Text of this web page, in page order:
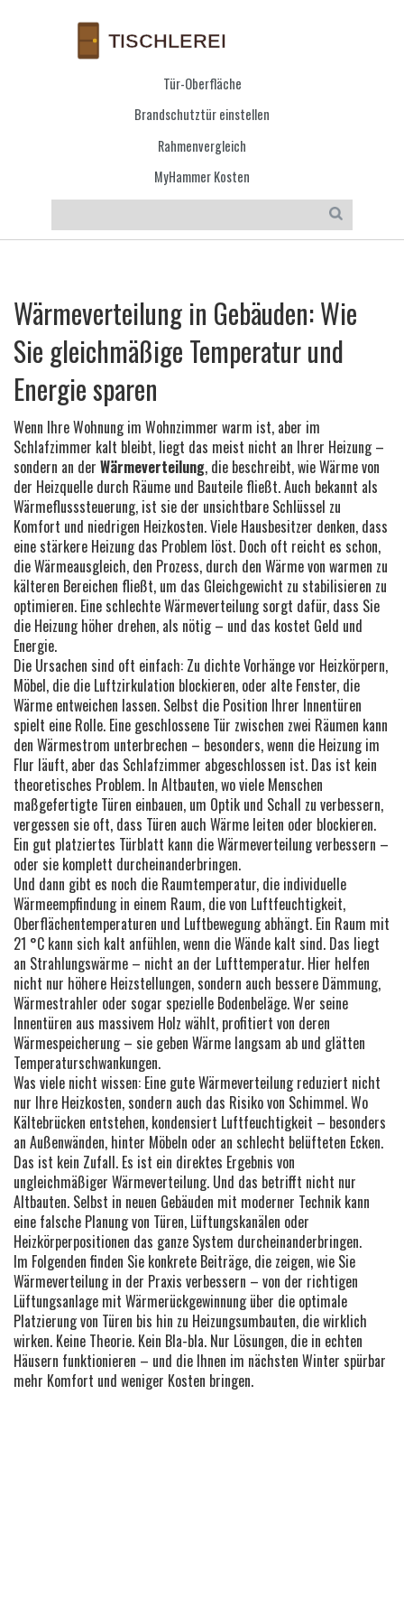
Tür-Oberfläche
Brandschutztür einstellen
Rahmenvergleich
MyHammer Kosten
Wärmeverteilung in Gebäuden: Wie
Sie gleichmäßige Temperatur und
Energie sparen
Wenn Ihre Wohnung im Wohnzimmer warm ist, aber im
Schlafzimmer kalt bleibt, liegt das meist nicht an Ihrer Heizung –
sondern an der Wärmeverteilung, die beschreibt, wie Wärme von
der Heizquelle durch Räume und Bauteile fließt. Auch bekannt als
Wärmeflusssteuerung, ist sie der unsichtbare Schlüssel zu
Komfort und niedrigen Heizkosten.Viele Hausbesitzer denken, dass
eine stärkere Heizung das Problem löst. Doch oft reicht es schon,
dieWärmeausgleich, den Prozess, durch den Wärme von warmen zu
kälteren Bereichen fließt, um das Gleichgewicht zu stabilisieren zu
optimieren. Eine schlechte Wärmeverteilung sorgt dafür, dass Sie
die Heizung höher drehen, als nötig – und das kostet Geld und
Energie.
Die Ursachen sind oft einfach: Zu dichte Vorhänge vor Heizkörpern,
Möbel, die die Luftzirkulation blockieren, oder alte Fenster, die
Wärme entweichen lassen. Selbst die Position Ihrer Innentüren
spielt eine Rolle. Eine geschlossene Tür zwischen zwei Räumen kann
den Wärmestrom unterbrechen – besonders, wenn die Heizung im
Flur läuft, aber das Schlafzimmer abgeschlossen ist. Das ist kein
theoretisches Problem. In Altbauten, wo viele Menschen
maßgefertigte Türen einbauen, um Optik und Schall zu verbessern,
vergessen sie oft, dass Türen auch Wärme leiten oder blockieren.
Ein gut platziertes Türblatt kann die Wärmeverteilung verbessern –
oder sie komplett durcheinanderbringen.
Und dann gibt es noch die Raumtemperatur, die individuelle
Wärmeempfindung in einem Raum, die von Luftfeuchtigkeit,
Oberflächentemperaturen und Luftbewegung abhängt. Ein Raum mit
21 °C kann sich kalt anfühlen, wenn die Wände kalt sind. Das liegt
an Strahlungswärme – nicht an der Lufttemperatur. Hier helfen
nicht nur höhere Heizstellungen, sondern auch bessere Dämmung,
Wärmestrahler oder sogar spezielle Bodenbeläge. Wer seine
Innentüren aus massivem Holz wählt, profitiert von deren
Wärmespeicherung – sie geben Wärme langsam ab und glätten
Temperaturschwankungen.
Was viele nicht wissen: Eine gute Wärmeverteilung reduziert nicht
nur Ihre Heizkosten, sondern auch das Risiko von Schimmel. Wo
Kältebrücken entstehen, kondensiert Luftfeuchtigkeit – besonders
an Außenwänden, hinter Möbeln oder an schlecht belüfteten Ecken.
Das ist kein Zufall. Es ist ein direktes Ergebnis von
ungleichmäßiger Wärmeverteilung. Und das betrifft nicht nur
Altbauten. Selbst in neuen Gebäuden mit moderner Technik kann
eine falsche Planung von Türen, Lüftungskanälen oder
Heizkörperpositionen das ganze System durcheinanderbringen.
Im Folgenden finden Sie konkrete Beiträge, die zeigen, wie Sie
Wärmeverteilung in der Praxis verbessern – von der richtigen
Lüftungsanlage mit Wärmerückgewinnung über die optimale
Platzierung von Türen bis hin zu Heizungsumbauten, die wirklich
wirken. Keine Theorie. Kein Bla-bla. Nur Lösungen, die in echten
Häusern funktionieren – und die Ihnen im nächsten Winter spürbar
mehr Komfort und weniger Kosten bringen.